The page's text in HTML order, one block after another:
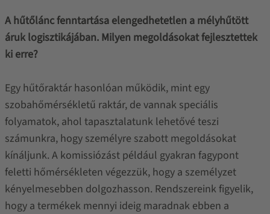
A hűtőlánc fenntartása elengedhetetlen a mélyhűtött
áruk logisztikájában. Milyen megoldásokat fejlesztettek
ki erre?
Egy hűtőraktár hasonlóan működik, mint egy
szobahőmérsékletű raktár, de vannak speciális
folyamatok, ahol tapasztalatunk lehetővé teszi
számunkra, hogy személyre szabott megoldásokat
kínáljunk. A komissiózást például gyakran fagypont
feletti hőmérsékleten végezzük, hogy a személyzet
kényelmesebben dolgozhasson. Rendszereink figyelik,
hogy a termékek mennyi ideig maradnak ebben a